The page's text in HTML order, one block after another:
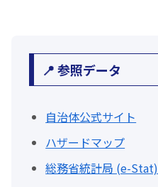
📍 参照データ
自治体公式サイト
ハザードマップ
総務省統計局 (e-Stat)